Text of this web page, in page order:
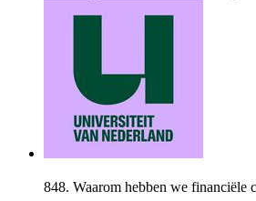
848. Waarom hebben we